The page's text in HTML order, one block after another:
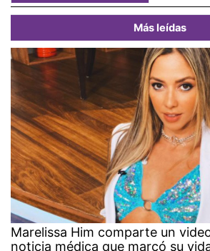
Más leídas
Marelissa Him comparte un
noticia médica que marcó su